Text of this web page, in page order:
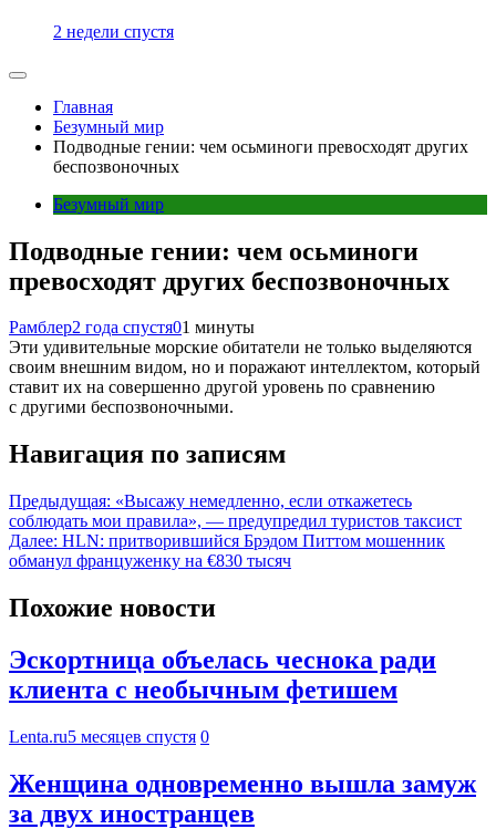
2 недели спустя
Главная
Безумный мир
Подводные гении: чем осьминоги превосходят других
беспозвоночных
Безумный мир
Подводные гении: чем осьминоги
превосходят других беспозвоночных
Рамблер2 года спустя01 минуты
Эти удивительные морские обитатели не только выделяются
своим внешним видом, но и поражают интеллектом, который
ставит их на совершенно другой уровень по сравнению
с другими беспозвоночными.
Навигация по записям
Предыдущая: «Высажу немедленно, если откажетесь
соблюдать мои правила», — предупредил туристов таксист
Далее: HLN: притворившийся Брэдом Питтом мошенник
обманул француженку на €830 тысяч
Похожие новости
Эскортница объелась чеснока ради
клиента с необычным фетишем
Lenta.ru5 месяцев спустя 0
Женщина одновременно вышла замуж
за двух иностранцев